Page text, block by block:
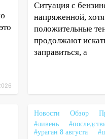
Ситуация с
напряженной,
положительные
продолжают
заправиться, а
Новости Обзор
#ливень
#ураган 8 августа